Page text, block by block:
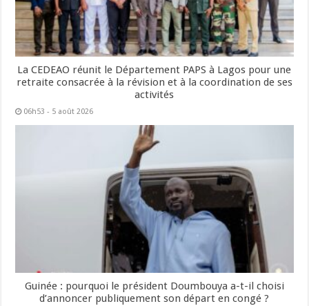
La CEDEAO réunit le Département PAPS à Lagos pour une
retraite consacrée à la révision et à la coordination de ses
activités
06h53 - 5 août 2026
Guinée : pourquoi le président Doumbouya a-t-il choisi
d’annoncer publiquement son départ en congé ?